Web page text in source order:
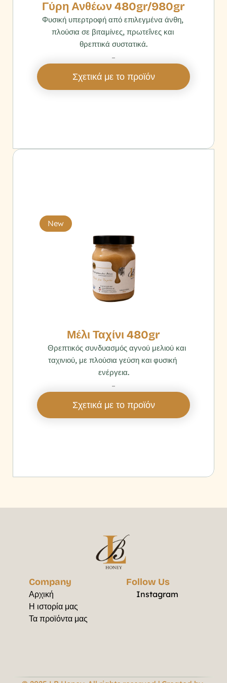
Γύρη Ανθέων 480gr/980gr
Φυσική υπερτροφή από επιλεγμένα άνθη,
πλούσια σε βιταμίνες, πρωτεΐνες και
θρεπτικά συστατικά.
‎
Σχετικά με το προϊόν
New
Μέλι Ταχίνι 480gr
ταχινιού, με πλούσια γεύση και φυσική
ενέργεια.
‎
Σχετικά με το προϊόν
Company
Αρχική
Η ιστορία μας
Τα προϊόντα μας
Follow Us
Instagram